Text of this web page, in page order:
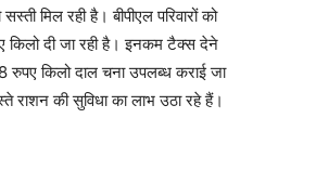
मिल रही है। बीपीएल परिवारों को
किलो दी जा रही है। इनकम टैक्स देने
रुपए किलो दाल चना उपलब्ध कराई जा
राशन की सुविधा का लाभ उठा रहे हैं।